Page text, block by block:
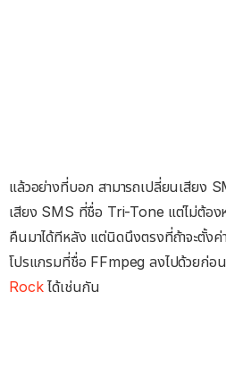
แล้วอย่างที่บอก สามารถเปลี่ยนเสียง
เสียง SMS ที่ชื่อ Tri-Tone แต่ไม่ต้อง
คืนมาได้ทีหลัง แต่นิดนึงตรงที่ถ้าจะตั้งค่
โปรแกรมที่ชื่อ FFmpeg ลงไปด้วยก่อ
Rockได้เช่นกัน